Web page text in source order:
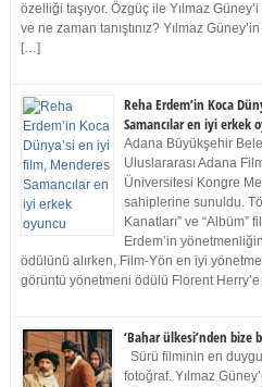
özelliği taşıyor. Özgüç ile Yılmaz
ve ne zaman tanıştınız? Yılmaz
[…]
Reha Erdem’in Koca
Samancılar en iyi erkek
Adana Büyükşehir
Uluslararası Adana
Üniversitesi Kongre
sahiplerine sunuldu.
Kanatları” ve “Albüm”
Erdem’in
ödülünü alırken, Film-Yön en iyi
görüntü yönetmeni ödülü Florent
‘Bahar ülkesi’nden bize
Sürü filminin en
fotoğraf. Yılmaz